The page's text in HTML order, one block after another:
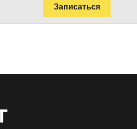
Записаться